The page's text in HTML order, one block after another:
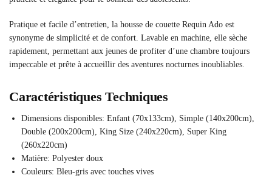
Pratique et facile d’entretien, la housse de couette Requin Ado est
synonyme de simplicité et de confort. Lavable en machine, elle sèche
rapidement, permettant aux jeunes de profiter d’une chambre toujours
impeccable et prête à accueillir des aventures nocturnes inoubliables.
Caractéristiques Techniques
Dimensions disponibles: Enfant (70x133cm), Simple (140x200cm),
Double (200x200cm), King Size (240x220cm), Super King
(260x220cm)
Matière: Polyester doux
Couleurs: Bleu-gris avec touches vives